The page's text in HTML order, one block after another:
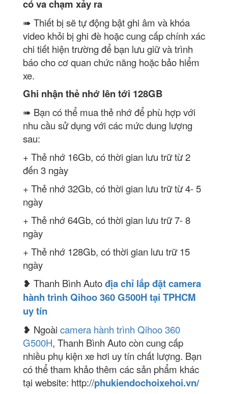
có va chạm xảy ra
➠ Thiết bị sẽ tự động bật ghi âm và khóa
video khỏi bị ghi đè hoặc cung cấp chính xác
chi tiết hiện trường để bạn lưu giữ và trình
báo cho cơ quan chức năng hoặc bảo hiểm
xe.
Ghi nhận thẻ nhớ lên tới 128GB
➠ Bạn có thể mua thẻ nhớ để phù hợp với
nhu cầu sử dụng với các mức dung lượng
sau:
+ Thẻ nhớ 16Gb, có thời gian lưu trữ từ 2
đến 3 ngày
+ Thẻ nhớ 32Gb, có thời gian lưu trữ từ 4- 5
ngày
+ Thẻ nhớ 64Gb, có thời gian lưu trữ 7- 8
ngày
+ Thẻ nhớ 128Gb, có thời gian lưu trữ 15
ngày
❥ Thanh Bình Autođịa chỉ lắp đặt camera
hành trình Qihoo 360 G500H tại TPHCM
uy tín
❥ Ngoài camera hành trình Qihoo 360
G500H, Thanh Bình Auto còn cung cấp
nhiều phụ kiện xe hơi uy tín chất lượng. Bạn
có thể tham khảo thêm các sản phẩm khác
tại website: http://phukiendochoixehoi.vn/